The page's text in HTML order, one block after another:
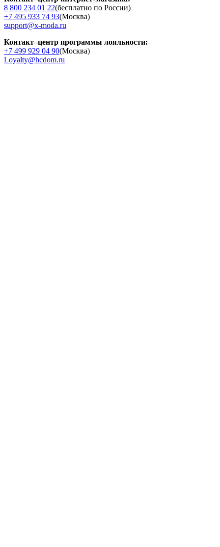
8 800 234 01 22(бесплатно по России)
+7 495 933 74 93(Москва)
support@x-moda.ru
Контакт–центр программы лояльности:
+7 499 929 04 90(Москва)
Loyalty@hcdom.ru